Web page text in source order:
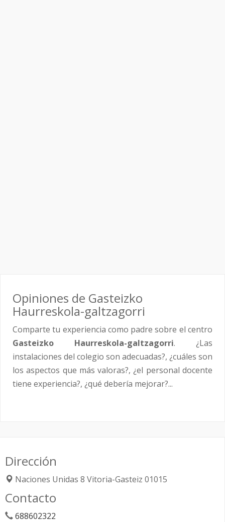
Opiniones de Gasteizko
Haurreskola-galtzagorri
Comparte tu experiencia como padre sobre el centro
Gasteizko Haurreskola-galtzagorri. ¿Las
instalaciones del colegio son adecuadas?, ¿cuáles son
los aspectos que más valoras?, ¿el personal docente
tiene experiencia?, ¿qué debería mejorar?...
Dirección
Naciones Unidas 8 Vitoria-Gasteiz 01015
Contacto
688602322